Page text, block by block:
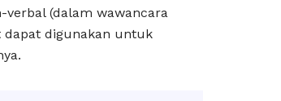
verbal (dalam wawancara
dapat digunakan untuk